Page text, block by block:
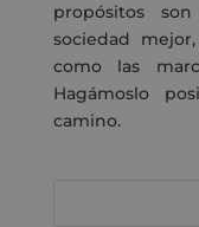
propósitos
sociedad
como las
Hagámoslo
camino.